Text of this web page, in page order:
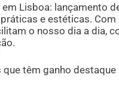
Lisboa: lançamento
e estéticas.
o nosso dia a dia,
têm ganho destaque